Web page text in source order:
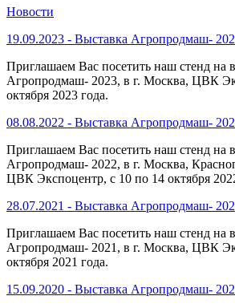
Новости
19.09.2023 - Выставка Агропродмаш-
Приглашаем Вас посетить наш стенд на
Агропродмаш- 2023, в г. Москва, ЦВК
октября 2023 года.
08.08.2022 - Выставка Агропродмаш-
Приглашаем Вас посетить наш стенд на
Агропродмаш- 2022, в г. Москва,
ЦВК Экспоцентр, с 10 по 14 октября
28.07.2021 - Выставка Агропродмаш-
Приглашаем Вас посетить наш стенд на
Агропродмаш- 2021, в г. Москва, ЦВК
октября 2021 года.
15.09.2020 - Выставка Агропродмаш-